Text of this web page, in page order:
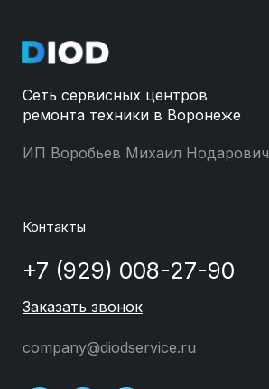
Сеть сервисных центров
ремонта техники в Воронеже
ИП Воробьев Михаил Нодарович
Контакты
+7 (929) 008-27-90
Заказать звонок
company@diodservice.ru